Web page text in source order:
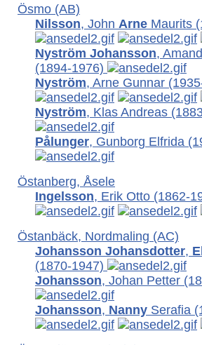
Ösmo (AB)
Nilsson, John Arne Maurits
Nyström Johansson,
(1894-1976)
Nyström, Arne Gunnar
Nyström, Klas Andreas
Pålunger, Gunborg Elfrida
Östanberg, Åsele
Ingelsson, Erik Otto (1862-
Östanbäck, Nordmaling (AC)
Johansson Johansdotter,
(1870-1947)
Johansson, Johan Petter
Johansson, Nanny Serafia